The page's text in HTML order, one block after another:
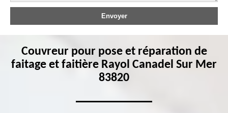
Couvreur pour pose et réparation de
faitage et faitière Rayol Canadel Sur Mer
83820